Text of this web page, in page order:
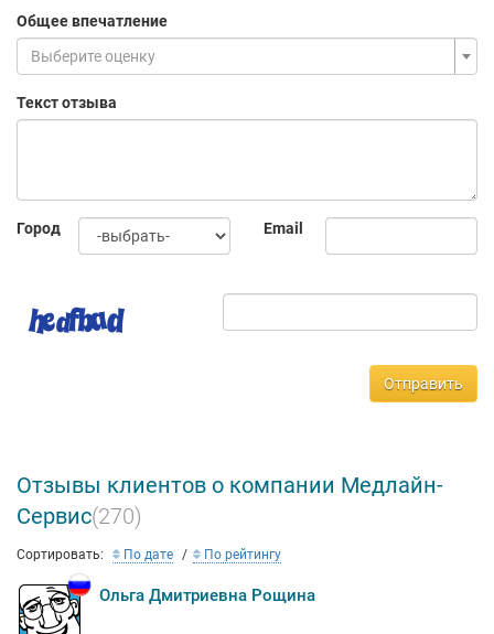
Общее впечатление
Выберите оценку
Текст отзыва
Город Email
Отправить
Отзывы клиентов о компании Медлайн-
Сервис(270)
Сортировать: По дате По рейтингу
Ольга Дмитриевна Рощина